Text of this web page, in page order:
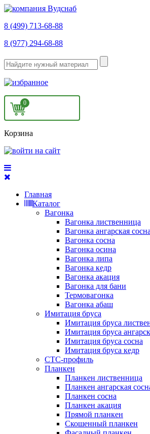
8 (499) 713-68-88
8 (977) 294-68-88
0
Корзина
Главная
Каталог
Вагонка
Вагонка лиственница
Вагонка ангарская сосна
Вагонка сосна
Вагонка осина
Вагонка липа
Вагонка кедр
Вагонка акация
Вагонка для бани
Термовагонка
Вагонка абаш
Имитация бруса
Имитация бруса
Имитация бруса
Имитация бруса сосна
Имитация бруса кедр
СТС-профиль
Планкен
Планкен лиственница
Планкен ангарская
Планкен сосна
Планкен акация
Прямой планкен
Скошенный планкен